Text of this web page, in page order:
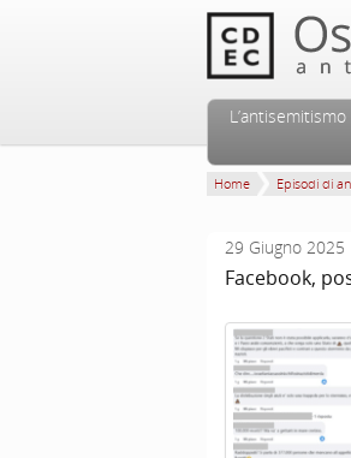
Menu
Vai al
Vai al
L’antisemitismo
Home Episodi di
29 Giugno 2025
Facebook,